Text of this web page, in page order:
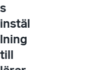
s
instäl
lning
till